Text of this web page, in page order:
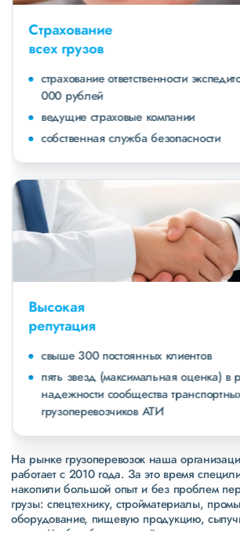
Страхование
всех грузов
страхование ответственности
000 рублей
ведущие страховые компании
собственная служба безопасности
Высокая
репутация
свыше 300 постоянных клиентов
пять звезд (максимальная оценка) в
надежности сообщества
грузоперевозчиков АТИ
На рынке грузоперевозок наша
работает с 2010 года. За это время
накопили большой опыт и без проблем
грузы: спецтехнику, стройматериалы,
оборудование, пищевую продукцию,